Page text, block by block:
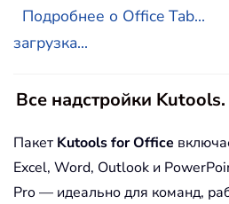
Подробнее о Office Tab...
загрузка...
Все надстройки
Пакет Kutools for Office
Excel, Word, Outlook и
Pro — идеально для команд,